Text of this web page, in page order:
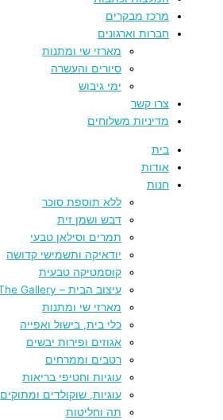
מרכז מבקרים
חברות וארגונים
מארזי שי ומתנות
סיורים והעשרה
ימי גיבוש
צרו קשר
מדיניות משלוחים
בית
אודות
חנות
ללא תוספת סוכר
דבש ושמן זית
תמרים וסילאן טבעי
יודאיקה ותשמישי קדושה
קוסמטיקה טבעית
עיצוב הבית – The Gallery
מארזי שי ומתנות
כלי בית, בישול ואפייה
אגוזים ופירות יבשים
רטבים וממרחים
עוגיות וחטיפי בריאות
עוגיות, שוקולדים ומתוקים
תה וחליטות